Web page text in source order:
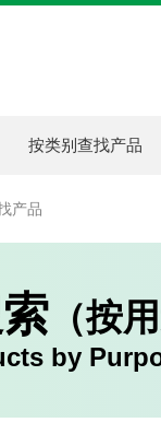
按类别查找产品
产品
（按
by